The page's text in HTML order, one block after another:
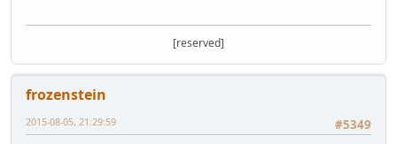
[reserved]
frozenstein
#5349
2015-08-05, 21:29:59